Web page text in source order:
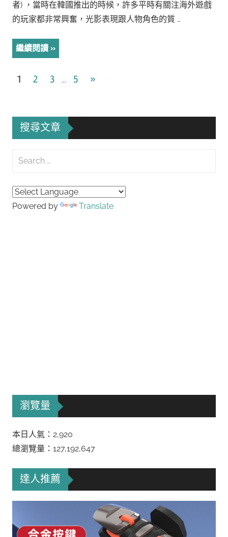
者) ，當時在韓國推出的時候，許多平時有關注海外遊戲
的玩家都非常興奮，光影表現跟人物角色的質 …
繼續閱讀
文
導
覽
1 2 3 ... 5
Next
»
搜尋文章
Search
Powered by Translate
瀏覽量
本日人氣：2,920
總瀏覽量：127,192,647
達人推薦